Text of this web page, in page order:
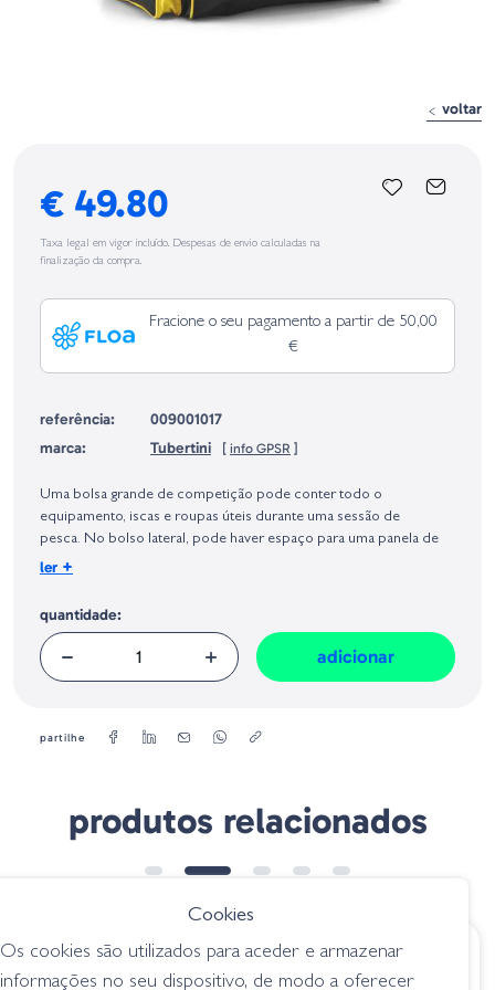
voltar
€ 49.80
Taxa legal em vigor incluído. Despesas de envio calculadas na
finalização da compra.
Fracione o seu pagamento a partir de 50,00
€
referência:
009001017
marca:
Tubertini [ info GPSR ]
Europeia, dos produtos da marca, conforme requerido no Regulamento
Geral sobre a Segurança dos Produtos (GPSR):
Uma bolsa grande de competição pode conter todo o
equipamento, iscas e roupas úteis durante uma sessão de
pesca. No bolso lateral, pode haver espaço para uma panela de
lagosta ou outro material volumoso, como uma peneira, etc. Feito
personalizadas Tubertini, desempenho extremamente alto e uma
alça acolchoada para transporte mais confortável, além das alças
clássicas
ler +
quantidade:
adicionar
partilhe
produtos relacionados
€ 87.50 € 94.80
Cookies
Os cookies são utilizados para aceder e armazenar
informações no seu dispositivo, de modo a oferecer